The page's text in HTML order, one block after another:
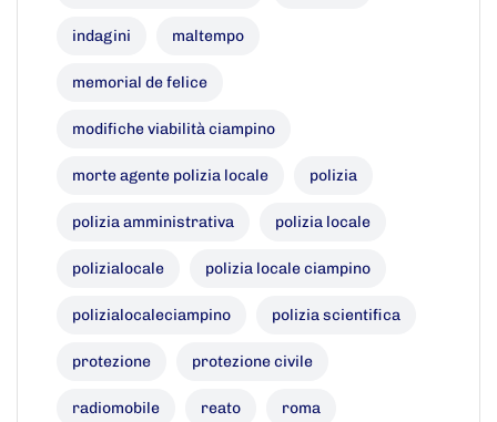
indagini maltempo
memorial de felice
modifiche viabilità ciampino
morte agente polizia locale polizia
polizia amministrativa polizia locale
polizialocale polizia locale ciampino
polizialocaleciampino polizia scientifica
protezione protezione civile
radiomobile reato roma